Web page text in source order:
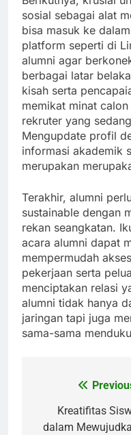
sosial sebagai alat
bisa masuk ke
platform seperti di
alumni agar
berbagai latar
kisah serta
memikat minat
rekruter yang
Mengupdate profil
informasi akademik
merupakan
Terakhir, alumni
sustainable dengan
rekan seangkatan.
acara alumni dapat
mempermudah
pekerjaan serta
menciptakan relasi
alumni tidak hanya
jaringan tapi juga
sama-sama
navigation
Kreatifitas
dalam